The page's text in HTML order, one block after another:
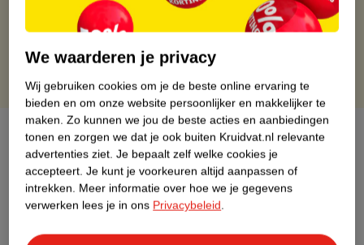
Gratis retourneren binnen 30 dagen
Gratis punten met je Kruidvat kaart
Over dit product
Productinformatie
We waarderen je privacy
Wij gebruiken cookies om je de beste online ervaring te
bieden en om onze website persoonlijker en makkelijker te
maken. Zo kunnen we jou de beste acties en aanbiedingen
tonen en zorgen we dat je ook buiten Kruidvat.nl relevante
advertenties ziet. Je bepaalt zelf welke cookies je
accepteert. Je kunt je voorkeuren altijd aanpassen of
intrekken. Meer informatie over hoe we je gegevens
verwerken lees je in ons Privacybeleid.